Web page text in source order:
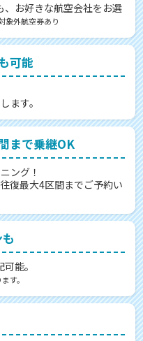
お好きな航空会社をお選
象外航空券あり
可能
ます。
まで乗継OK
ング！
復最大4区間までご予約い
能。
す。